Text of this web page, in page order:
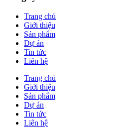
Trang chủ
Giới thiệu
Sản phẩm
Dự án
Tin tức
Liên hệ
Trang chủ
Giới thiệu
Sản phẩm
Dự án
Tin tức
Liên hệ